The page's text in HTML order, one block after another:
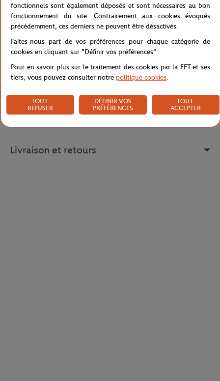
Avec sa conception distinctive et élégante, le t-shirt Roland-Garros
"Big Logo" est un choix parfait pour les amateurs de tennis qui
souhaitent afficher leur passion pour le tournoi de Roland-Garros.
Ce t-shirt se décline également en blanc ou terre battue.
Référence :
RTSM0323-MAR
Caractéristiques
Livraison et retours
fonctionnels sont également déposés et sont nécessaires au bon
fonctionnement du site. Contrairement aux cookies évoqués
précédemment, ces derniers ne peuvent être désactivés.
Faites-nous part de vos préférences pour chaque catégorie de
cookies en cliquant sur "Définir vos préférences".
Pour en savoir plus sur le traitement des cookies par la FFT et ses
tiers, vous pouvez consulter notre politique cookies.
TOUT
REFUSER
DÉFINIR VOS
PRÉFÉRENCES
TOUT
ACCEPTER